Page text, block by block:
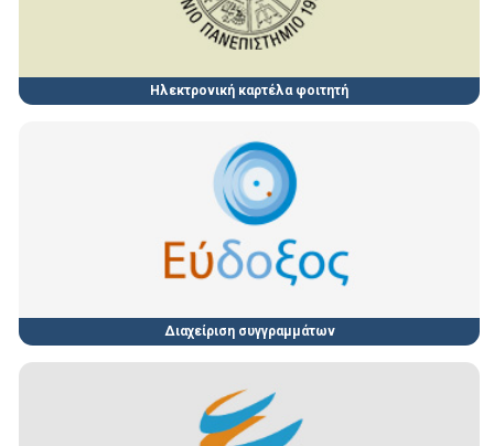
Ηλεκτρονική καρτέλα φοιτητή
Διαχείριση συγγραμμάτων